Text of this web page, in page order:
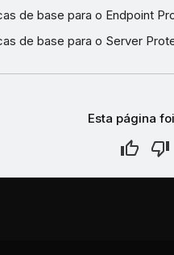
de base para o Endpoint
de base para o Server
Esta página